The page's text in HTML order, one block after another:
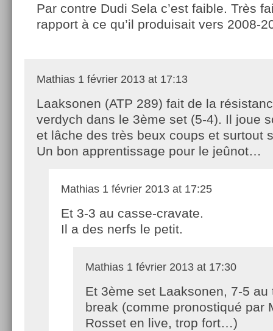
Par contre Dudi Sela c’est faible. Très
rapport à ce qu’il produisait vers 2008-
Mathias 1 février 2013 at 17:13
Laaksonen (ATP 289) fait de la
verdych dans le 3ème set (5-4). Il joue
et lâche des très beux coups et surtout
Un bon apprentissage pour le jeûnot…
Mathias 1 février 2013 at 17:25
Et 3-3 au casse-cravate.
Il a des nerfs le petit.
Mathias 1 février 2013 at 17:30
Et 3ème set Laaksonen, 7-5 au
break (comme pronostiqué par
Rosset en live, trop fort…)